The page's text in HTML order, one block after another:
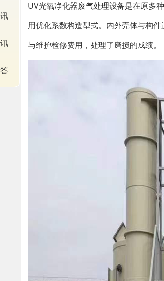
UV光氧净化器废气处理设备是在原多
用优化系数构造型式。内外壳体与构
与维护检修费用，处理了磨损的成绩。